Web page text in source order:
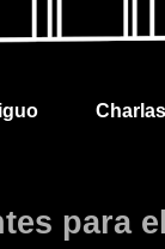
para